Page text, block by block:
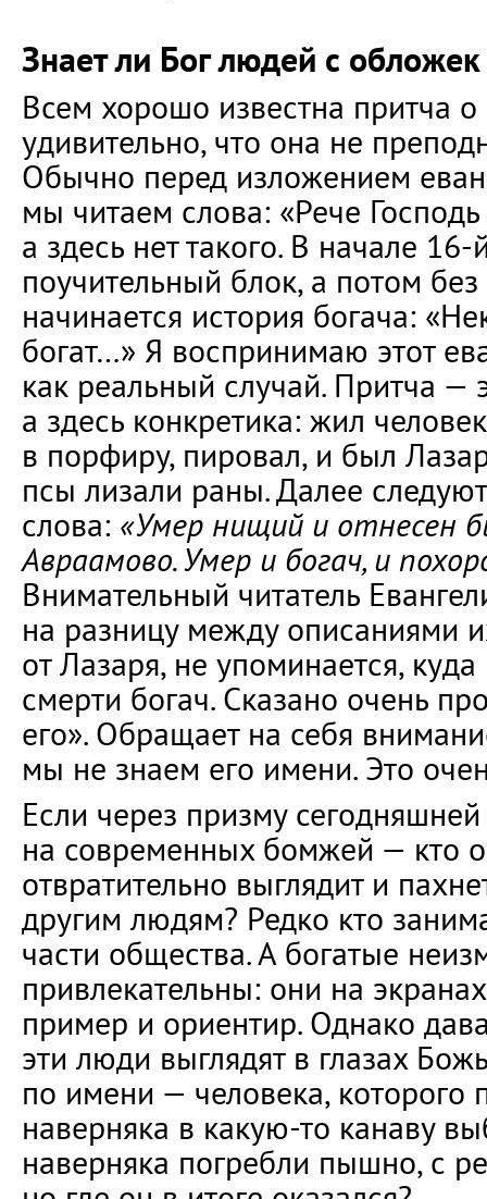
Знает ли Бог людей с
Всем хорошо известна притча
удивительно, что она не
Обычно перед изложением
мы читаем слова: «Рече
а здесь нет такого. В начале 16-
поучительный блок, а потом
начинается история богача:
богат…» Я воспринимаю этот
как реальный случай. Притча —
а здесь конкретика: жил
в порфиру, пировал, и был
псы лизали раны. Далее
слова: «Умер нищий и отнесен
Авраамово. Умер и богач, и
Внимательный читатель
на разницу между описаниями
от Лазаря, не упоминается,
смерти богач. Сказано очень
его». Обращает на себя
мы не знаем его имени. Это
Если через призму
на современных бомжей — кто
отвратительно выглядит и
другим людям? Редко кто
части общества. А богатые
привлекательны: они на
пример и ориентир. Однако
эти люди выглядят в глазах
по имени — человека, которого
наверняка в какую-то канаву
наверняка погребли пышно, с